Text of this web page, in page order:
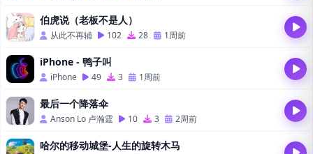
伯虎说（老板不是人）
从此不再辅 102 28 1周前
iPhone - 鸭子叫
iPhone 49 3 1周前
最后一个降落伞
Anson Lo 卢瀚霆 10 3 2周前
哈尔的移动城堡-人生的旋转木马